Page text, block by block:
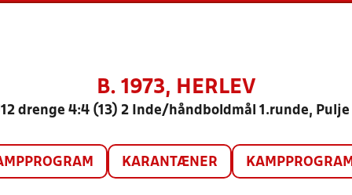
B. 1973, HERLEV
drenge 4:4 (13) 2 Inde/håndboldmål 1.runde, Pulje
KARANTÆNER